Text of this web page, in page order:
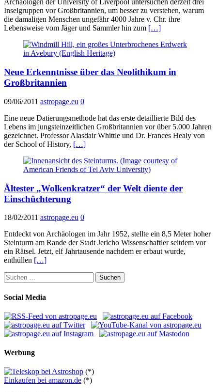
Archäologen der University of Liverpool untersuchen derzeit drei
Inselgruppen vor Großbritannien, um besser zu verstehen, warum
die damaligen Menschen ungefähr 4000 Jahre v. Chr. ihre
Lebensweise vom Jäger und Sammler hin zum […]
Neue Erkenntnisse über das Neolithikum in
Großbritannien
09/06/2011 astropage.eu 0
Eine neue Datierungsmethode hat das erste detaillierte Bild des
Lebens im jungsteinzeitlichen Großbritannien vor über 5.000 Jahren
gezeichnet. Professor Alasdair Whittle und Dr. Frances Healy von
der School of History, […]
Ältester „Wolkenkratzer“ der Welt diente der
Einschüchterung
18/02/2011 astropage.eu 0
Entdeckt von Archäologen im Jahr 1952, stellte ein 8,5 Meter hoher
Steinturm am Rande der Stadt Jericho Wissenschaftler seitdem vor
ein Rätsel. Jetzt, elf Jahrtausende nachdem er erbaut wurde,
enthüllen […]
Suchen
nach:
Social Media
Werbung
(*)
Einkaufen bei amazon.de (*)